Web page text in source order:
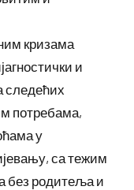
кризама
и
следећих
потребама,
у
са тежим
без родитеља и